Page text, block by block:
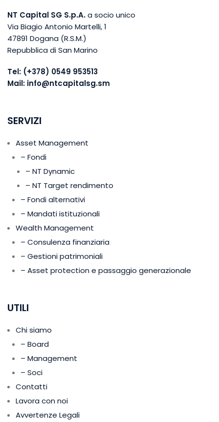
NT Capital SG S.p.A.a socio unico
Via Biagio Antonio Martelli, 1
47891 Dogana (R.S.M.)
Repubblica di San Marino
Tel: (+378) 0549 953513
Mail: info@ntcapitalsg.sm
SERVIZI
Asset Management
– Fondi
– NT Dynamic
– NT Target rendimento
– Fondi alternativi
– Mandati istituzionali
Wealth Management
– Consulenza finanziaria
– Gestioni patrimoniali
– Asset protection e passaggio generazionale
UTILI
Chi siamo
– Board
– Management
– Soci
Contatti
Lavora con noi
Avvertenze Legali